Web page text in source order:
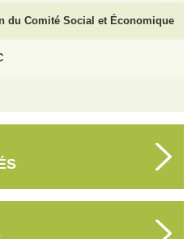
du Comité Social et Économique